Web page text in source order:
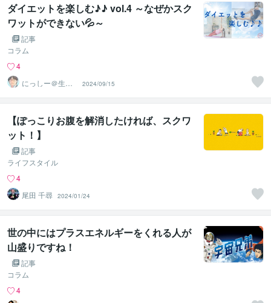
ダイエットを楽しむ♪♪ vol.4 ～なぜかスク
ワットができない💦～
記事
コラム
4
にっしー＠生成A
I活用アドバイザ
ー
2024/09/15
【ぽっこりお腹を解消したければ、スクワ
ット！】
記事
ライフスタイル
4
尾田 千尋 2024/01/24
世の中にはプラスエネルギーをくれる人が
山盛りですね！
記事
コラム
4